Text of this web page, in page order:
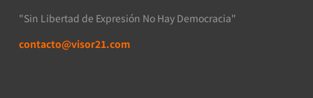
"Sin Libertad de Expresión No Hay Democracia"
contacto@visor21.com